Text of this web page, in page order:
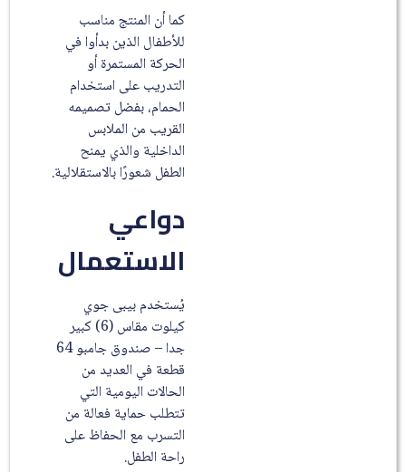
كما أن المنتج مناسب
للأطفال الذين بدأوا في
الحركة المستمرة أو
التدريب على استخدام
الحمام، بفضل تصميمه
القريب من الملابس
الداخلية والذي يمنح
الطفل شعورًا بالاستقلالية.
دواعي
الاستعمال
يُستخدم بيبى جوي
كيلوت مقاس (6) كبير
جدا – صندوق جامبو 64
قطعة في العديد من
الحالات اليومية التي
تتطلب حماية فعالة من
التسرب مع الحفاظ على
راحة الطفل.